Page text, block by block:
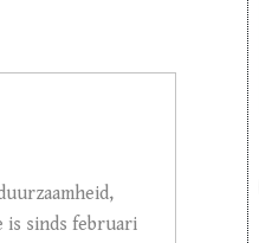
is sinds februari